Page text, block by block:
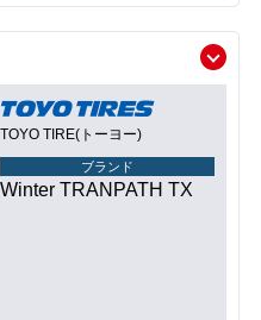
TOYO TIRE(トーヨー)
ブランド
Winter TRANPATH TX